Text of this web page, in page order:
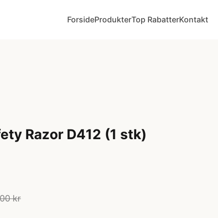
ForsideProdukterTop RabatterKontakt
Razor D412 (1 stk)
kr